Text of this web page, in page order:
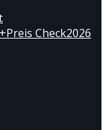
Check2026